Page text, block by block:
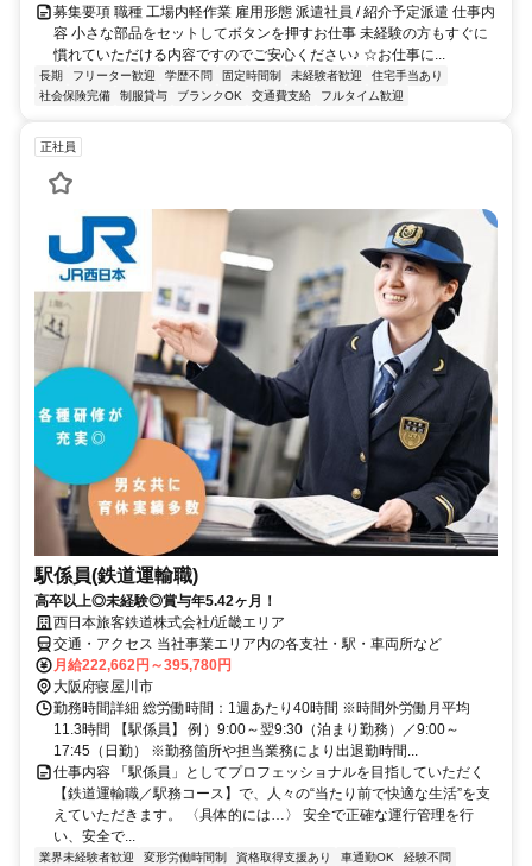
募集要項 職種 工場内軽作業 雇用形態 派遣社員 / 紹介予定派遣 仕事内
容 小さな部品をセットしてボタンを押すお仕事 未経験の方もすぐに
慣れていただける内容ですのでご安心ください♪ ☆お仕事に...
長期 フリーター歓迎 学歴不問 固定時間制 未経験者歓迎
住宅手当あり
社会保険完備
制服貸与 ブランクOK 交通費支給 フルタイム歓迎
正社員
駅係員(鉄道運輸職)
高卒以上◎未経験◎賞与年5.42ヶ月！
西日本旅客鉄道株式会社/近畿エリア
交通・アクセス 当社事業エリア内の各支社・駅・車両所など
月給222,662円～395,780円
大阪府寝屋川市
勤務時間詳細 総労働時間：1週あたり40時間 ※時間外労働月平均
11.3時間 【駅係員】 例）9:00～翌9:30（泊まり勤務）／9:00～
17:45（日勤） ※勤務箇所や担当業務により出退勤時間...
仕事内容 「駅係員」としてプロフェッショナルを目指していただく
【鉄道運輸職／駅務コース】で、人々の“当たり前で快適な生活”を支
えていただきます。 〈具体的には…〉 安全で正確な運行管理を行
い、安全で...
業界未経験者歓迎 変形労働時間制 資格取得支援あり 車通勤OK
経験不問